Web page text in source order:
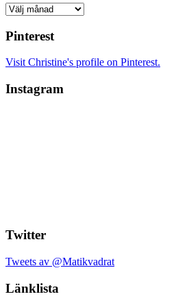
Arkiv
Pinterest
Visit Christine's profile on Pinterest.
Instagram
Twitter
Tweets av @Matikvadrat
Länklista